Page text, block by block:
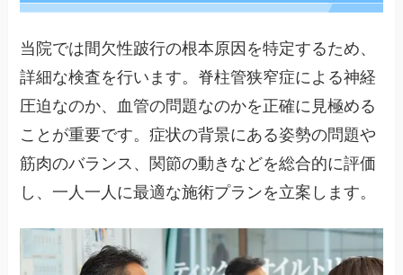
当院では間欠性跛行の根本原因を特定するため、
詳細な検査を行います。脊柱管狭窄症による神経
圧迫なのか、血管の問題なのかを正確に見極める
ことが重要です。症状の背景にある姿勢の問題や
筋肉のバランス、関節の動きなどを総合的に評価
し、一人一人に最適な施術プランを立案します。